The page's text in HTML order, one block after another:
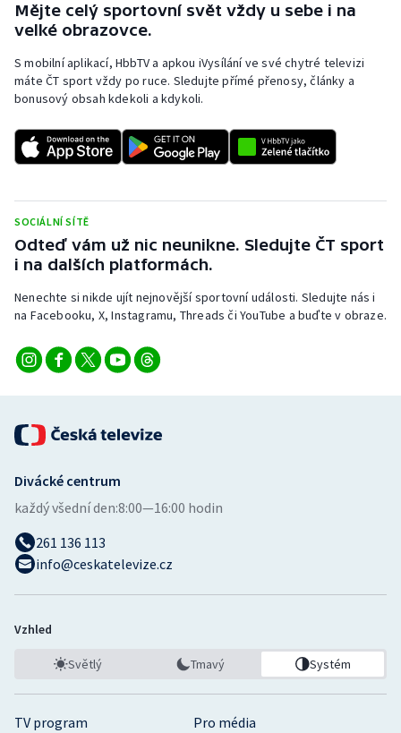
Veslování
Vodní slalom
Ostatní
Mějte celý sportovní svět vždy u sebe i na
velké obrazovce.
S mobilní aplikací, HbbTV a apkou iVysílání ve své chytré televizi
máte ČT sport vždy po ruce. Sledujte přímé přenosy, články a
bonusový obsah kdekoli a kdykoli.
SOCIÁLNÍ SÍTĚ
Odteď vám už nic neunikne. Sledujte ČT sport
i na dalších platformách.
Nenechte si nikde ujít nejnovější sportovní události. Sledujte nás i
na Facebooku, X, Instagramu, Threads či YouTube a buďte v obraze.
TV program
Pro média
Divácké centrum
každý všední den:8:00—16:00 hodin
261 136 113
info@ceskatelevize.cz
Vzhled
Světlý Tmavý Systém